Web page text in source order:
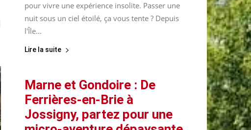
pour vivre une expérience insolite. Passer une
nuit sous un ciel étoilé, ça vous tente ? Depuis
l'Île...
Lire la suite
Marne et Gondoire : De
Ferrières-en-Brie à
Jossigny, partez pour une